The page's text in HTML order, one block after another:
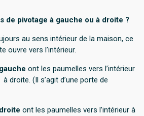
de pivotage à gauche ou à droite ?
au sens intérieur de la maison, ce
ouvre vers l’intérieur.
ont les paumelles vers l’intérieur
à droite. (Il s’agit d’une porte de
ont les paumelles vers l’intérieur à